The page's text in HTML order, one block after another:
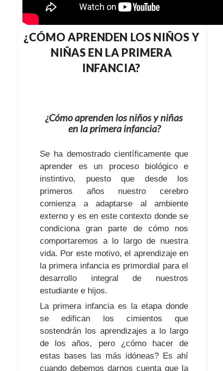
¿CÓMO APRENDEN LOS NIÑOS Y
NIÑAS EN LA PRIMERA
INFANCIA?
¿Cómo aprenden los niños y niñas
en la primera infancia?
Se ha demostrado científicamente que
aprender es un proceso biológico e
instintivo, puesto que desde los
primeros años nuestro cerebro
comienza a adaptarse al ambiente
externo y es en este contexto donde se
condiciona gran parte de cómo nos
comportaremos a lo largo de nuestra
vida. Por este motivo, el aprendizaje en
la primera infancia es primordial para el
desarrollo integral de nuestros
estudiante e hijos.
La primera infancia es la etapa donde
se edifican los cimientos que
sostendrán los aprendizajes a lo largo
de los años, pero ¿cómo hacer de
estas bases las más idóneas? Es ahí
cuando debemos darnos cuenta que la